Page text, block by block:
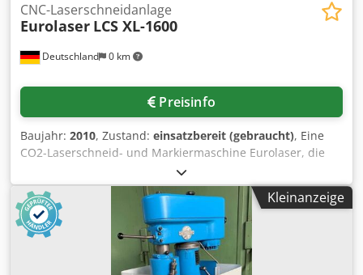
Deutschland 0 km
CNC-Laserschneidanlage
Eurolaser LCS XL-1600
Preisinfo
Baujahr: 2010, Zustand: einsatzbereit (gebraucht), Eine
CO2-Laserschneid- und Markiermaschine Eurolaser, die
für Acrylglas verwendet wurde, steht zur Verfügung.
Laserleistung: 200W, Arbeitsdimensionen X/Y:
2270mm/1600mm, max. Schnittbreite: 2200mm,
Materialdurchlassbreite: 2350mm,
Tischdurchlasshöhenbereich: 58mm-80mm,
Gravurauflösung: 1200dpi, Graustufen: 256,
Materialverarbeitung:
Kleinanzeige